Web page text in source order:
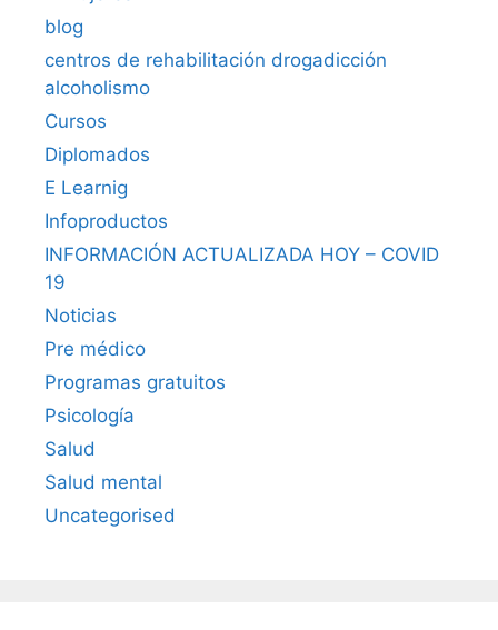
blog
centros de rehabilitación drogadicción
alcoholismo
Cursos
Diplomados
E Learnig
Infoproductos
INFORMACIÓN ACTUALIZADA HOY – COVID
19
Noticias
Pre médico
Programas gratuitos
Psicología
Salud
Salud mental
Uncategorised